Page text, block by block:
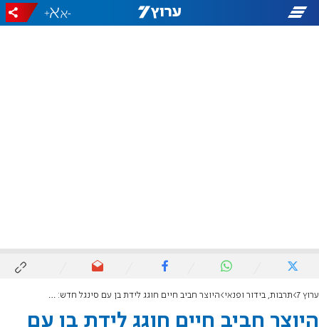
-
+
ערוץ 7 תרבות, בידור ופנאי היוצר חביב חיים חוגג לידת בן עם סינגל חדש: "ותזרח"
היוצר חביב חיים חוגג לידת בן עם